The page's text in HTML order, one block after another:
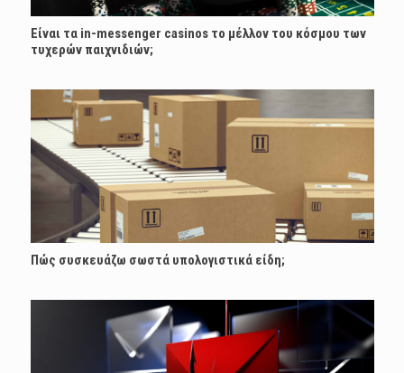
Είναι τα in-messenger casinos το μέλλον του κόσμου των
τυχερών παιχνιδιών;
Πώς συσκευάζω σωστά υπολογιστικά είδη;